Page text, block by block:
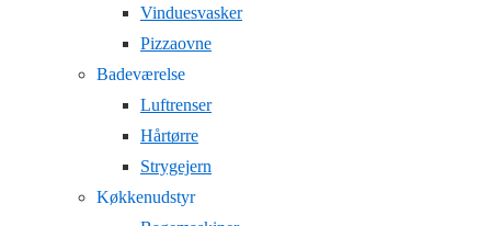
Vinduesvasker
Pizzaovne
Badeværelse
Luftrenser
Hårtørre
Strygejern
Køkkenudstyr